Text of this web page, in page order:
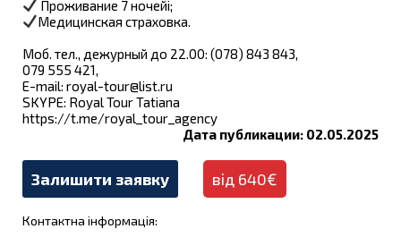
Проживание 7 ночейi;
Медицинская страховка.
Моб. тел., дежурный до 22.00: (078) 843 843,
079 555 421,
E-mail: royal-tour@list.ru
SKYPE: Royal Tour Tatianа
https://t.me/royal_tour_agency
Дата публикации: 02.05.2025
Залишити заявку від 640€
Контактна інформація: